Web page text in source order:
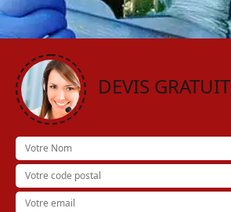
DEVIS GRATUIT